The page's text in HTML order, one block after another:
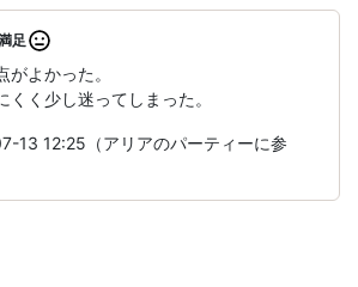
足
がよかった。
く少し迷ってしまった。
13 12:25（アリアのパーティーに参